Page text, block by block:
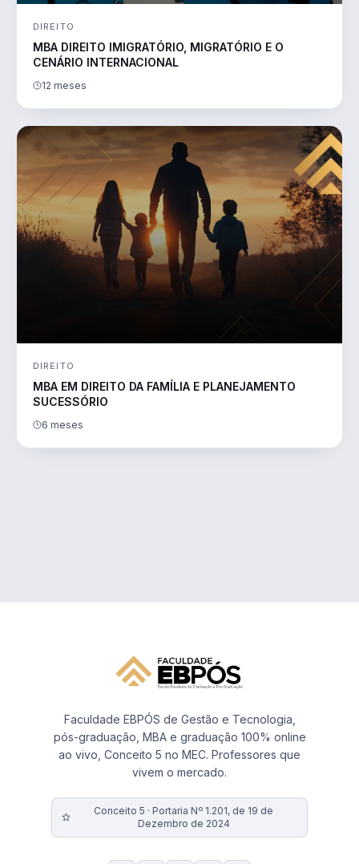
DIREITO
MBA DIREITO IMIGRATÓRIO, MIGRATÓRIO E O
CENÁRIO INTERNACIONAL
12 meses
DIREITO
MBA EM DIREITO DA FAMÍLIA E PLANEJAMENTO
SUCESSÓRIO
6 meses
Faculdade EBPÓS de Gestão e Tecnologia,
pós-graduação, MBA e graduação 100% online
ao vivo, Conceito 5 no MEC. Professores que
vivem o mercado.
Conceito 5 · Portaria Nº 1.201, de 19 de
Dezembro de 2024